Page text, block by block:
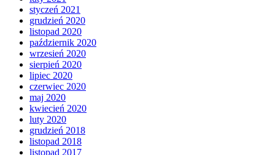
styczeń 2021
grudzień 2020
listopad 2020
październik 2020
wrzesień 2020
sierpień 2020
lipiec 2020
czerwiec 2020
maj 2020
kwiecień 2020
luty 2020
grudzień 2018
listopad 2018
listopad 2017